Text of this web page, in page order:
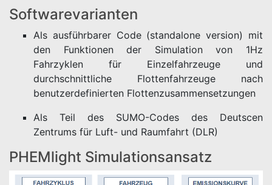
Softwarevarianten
Als ausführbarer Code (standalone version) mit
den Funktionen der Simulation von 1Hz
Fahrzyklen für Einzelfahrzeuge und
durchschnittliche Flottenfahrzeuge nach
benutzerdefinierten Flottenzusammensetzungen
Als Teil des SUMO-Codes des Deutscen
Zentrums für Luft- und Raumfahrt (DLR)
PHEMlight Simulationsansatz